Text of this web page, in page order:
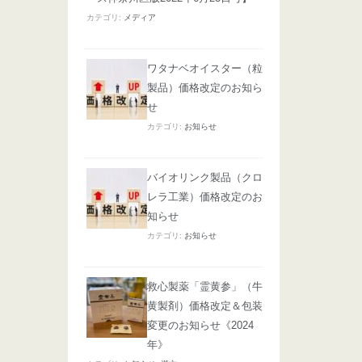
カテゴリ: メディア
ワタナベオイスター（粒
製品）価格改定のお知ら
せ
カテゴリ: お知らせ
バイオリンク製品（クロ
レラ工業）価格改定のお
知らせ
カテゴリ: お知らせ
救心製薬「霊黄参」（牛
黄製剤）価格改定＆包装
変更のお知らせ《2024
年》